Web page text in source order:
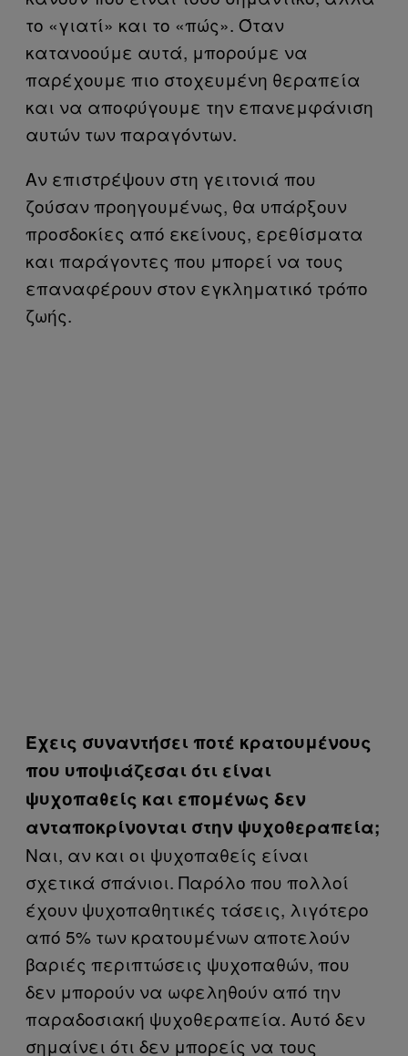
το «γιατί» και το «πώς». Όταν
κατανοούμε αυτά, μπορούμε να
παρέχουμε πιο στοχευμένη θεραπεία
και να αποφύγουμε την επανεμφάνιση
αυτών των παραγόντων.
Αν επιστρέψουν στη γειτονιά που
ζούσαν προηγουμένως, θα υπάρξουν
προσδοκίες από εκείνους, ερεθίσματα
και παράγοντες που μπορεί να τους
επαναφέρουν στον εγκληματικό τρόπο
ζωής.
Έχεις συναντήσει ποτέ κρατουμένους
που υποψιάζεσαι ότι είναι
ψυχοπαθείς και επομένως δεν
ανταποκρίνονται στην ψυχοθεραπεία;
Ναι, αν και οι ψυχοπαθείς είναι
σχετικά σπάνιοι. Παρόλο που πολλοί
έχουν ψυχοπαθητικές τάσεις, λιγότερο
από 5% των κρατουμένων αποτελούν
βαριές περιπτώσεις ψυχοπαθών, που
δεν μπορούν να ωφεληθούν από την
παραδοσιακή ψυχοθεραπεία. Αυτό δεν
σημαίνει ότι δεν μπορείς να τους